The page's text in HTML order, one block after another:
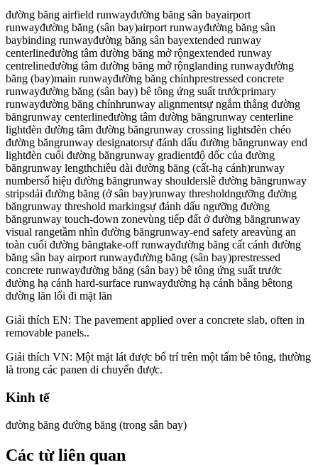
đường băng airfield runwayđường băng sân bayairport
runwayđường băng (sân bay)airport runwayđường băng sân
baybinding runwayđường băng sân bayextended runway
centerlineđường tâm đường băng mở rộngextended runway
centrelineđường tâm đường băng mở rộnglanding runwayđường
băng (bay)main runwayđường băng chínhprestressed concrete
runwayđường băng (sân bay) bê tông ứng suất trướcprimary
runwayđường băng chínhrunway alignmentsự ngắm thẳng đường
băngrunway centerlineđường tâm đường băngrunway centerline
lightđèn đường tâm đường băngrunway crossing lightsđèn chéo
đường băngrunway designatorsự đánh dấu đường băngrunway end
lightđèn cuối đường băngrunway gradientđộ dốc của đường
băngrunway lengthchiều dài đường băng (cất-hạ cánh)runway
numbersố hiệu đường băngrunway shoulderslề đường băngrunway
stripsdải đường băng (ở sân bay)runway thresholdngưỡng đường
băngrunway threshold markingsự đánh dấu ngưỡng đường
băngrunway touch-down zonevùng tiếp đất ở đường băngrunway
visual rangetầm nhìn đường băngrunway-end safety areavùng an
toàn cuối đường băngtake-off runwayđường băng cất cánh đường
băng sân bay airport runwayđường băng (sân bay)prestressed
concrete runwayđường băng (sân bay) bê tông ứng suất trước
đường hạ cánh hard-surface runwayđường hạ cánh bằng bêtong
đường lăn lối đi mặt lăn
Giải thích EN: The pavement applied over a concrete slab, often in
removable panels..
Giải thích VN: Một mặt lát được bố trí trên một tấm bê tông, thường
là trong các panen di chuyển được.
Kinh tế
đường băng đường băng (trong sân bay)
Các từ liên quan